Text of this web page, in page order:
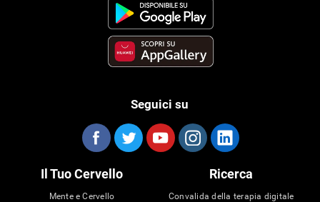
Seguici su
Il Tuo Cervello
Mente e Cervello
Ricerca
Convalida della terapia digitale